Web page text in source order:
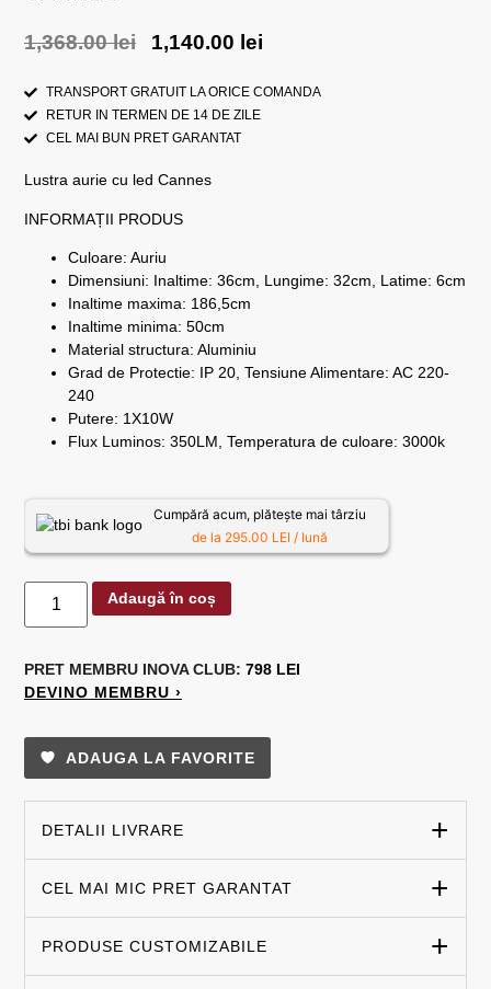
1,368.00lei 1,140.00 lei
TRANSPORT GRATUIT LA ORICE COMANDA
RETUR IN TERMEN DE 14 DE ZILE
CEL MAI BUN PRET GARANTAT
Lustra aurie cu led Cannes
INFORMAȚII PRODUS
Culoare: Auriu
Dimensiuni: Inaltime: 36cm, Lungime: 32cm, Latime: 6cm
Inaltime maxima: 186,5cm
Inaltime minima: 50cm
Material structura: Aluminiu
Grad de Protectie: IP 20, Tensiune Alimentare: AC 220-
240
Putere: 1X10W
Flux Luminos: 350LM, Temperatura de culoare: 3000k
Cumpără acum, plătește mai târziu
de la 295.00 LEI / lună
Adaugă în coș
PRET MEMBRU INOVA CLUB: 798 LEI
DEVINO MEMBRU ›
ADAUGA LA FAVORITE
DETALII LIVRARE
CEL MAI MIC PRET GARANTAT
PRODUSE CUSTOMIZABILE